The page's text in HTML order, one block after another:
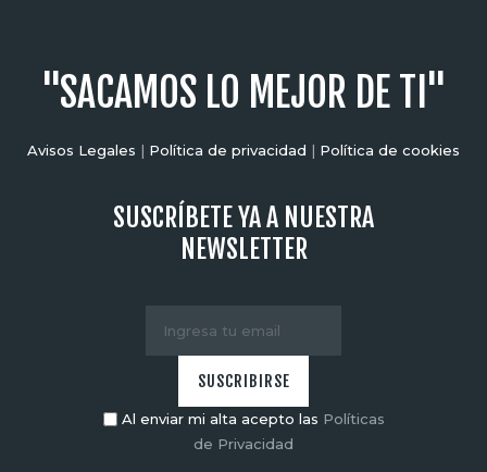
"SACAMOS LO MEJOR DE TI"
Avisos Legales | Política de privacidad | Política de cookies
SUSCRÍBETE YA A NUESTRA
NEWSLETTER
Al enviar mi alta acepto las Políticas
de Privacidad